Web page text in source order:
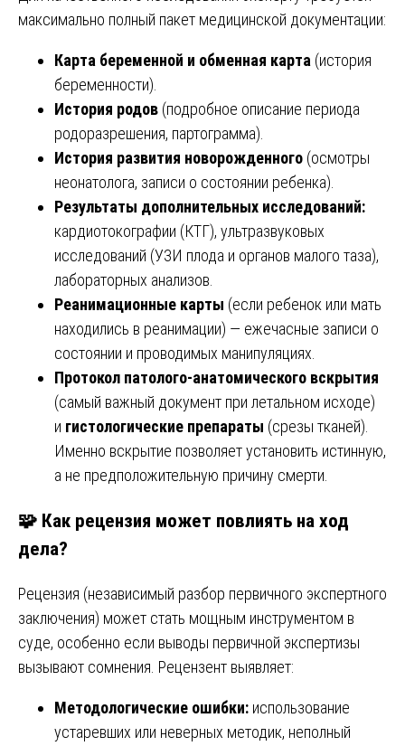
максимально полный пакет медицинской документации:
Карта беременной и обменная карта (история
беременности).
История родов (подробное описание периода
родоразрешения, партограмма).
История развития новорожденного (осмотры
неонатолога, записи о состоянии ребенка).
Результаты дополнительных исследований:
кардиотокографии (КТГ), ультразвуковых
исследований (УЗИ плода и органов малого таза),
лабораторных анализов.
Реанимационные карты (если ребенок или мать
находились в реанимации) — ежечасные записи о
состоянии и проводимых манипуляциях.
Протокол патолого-анатомического вскрытия
(самый важный документ при летальном исходе)
и гистологические препараты (срезы тканей).
Именно вскрытие позволяет установить истинную,
а не предположительную причину смерти.
🧩 Как рецензия может повлиять на ход
дела?
Рецензия (независимый разбор первичного экспертного
заключения) может стать мощным инструментом в
суде, особенно если выводы первичной экспертизы
вызывают сомнения. Рецензент выявляет:
Методологические ошибки: использование
устаревших или неверных методик, неполный